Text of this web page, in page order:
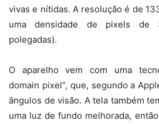
vivas e nítidas. A resolução é de
uma densidade de pixels
polegadas).
O aparelho vem com uma
domain pixel”, que, segundo a
ângulos de visão. A tela também
uma luz de fundo melhorada,